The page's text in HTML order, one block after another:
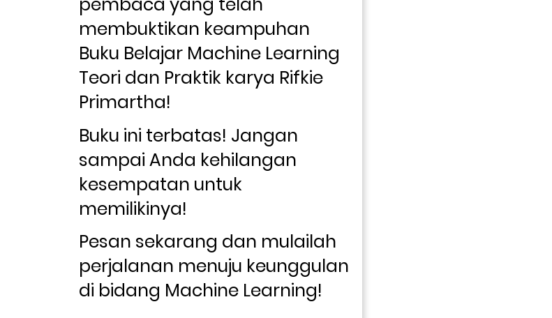
membuktikan keampuhan
Buku Belajar Machine Learning
Teori dan Praktik karya Rifkie
Primartha!
Buku ini terbatas! Jangan
sampai Anda kehilangan
kesempatan untuk
memilikinya!
Pesan sekarang dan mulailah
perjalanan menuju keunggulan
di bidang Machine Learning!